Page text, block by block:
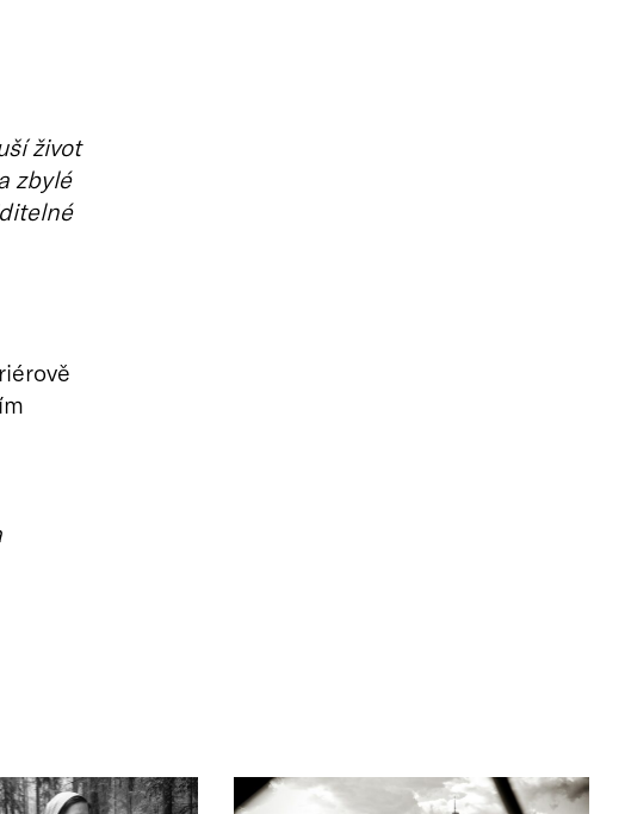
život
zbylé